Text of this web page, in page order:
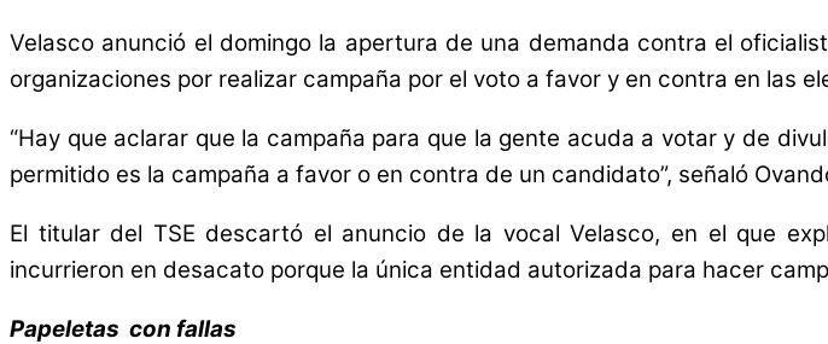
Velasco anunció el domingo la apertura de una demanda contra el
organizaciones por realizar campaña por el voto a favor y en contra en las
“Hay que aclarar que la campaña para que la gente acuda a votar y de
permitido es la campaña a favor o en contra de un candidato”, señaló
El titular del TSE descartó el anuncio de la vocal Velasco, en el que
incurrieron en desacato porque la única entidad autorizada para hacer
Papeletas con fallas